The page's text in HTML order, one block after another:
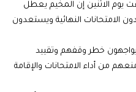
يوم الاثنين إن المخيم يعطل
الامتحانات النهائية ويستعدون
خطر وقفهم وتقييد
من أداء الامتحانات والإقامة